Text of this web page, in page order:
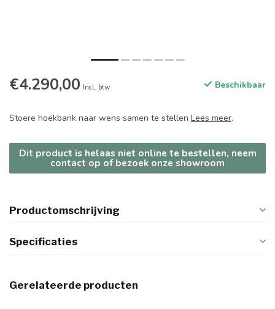
€4.290,00 Incl. btw Beschikbaar
Stoere hoekbank naar wens samen te stellen Lees meer.
Dit product is helaas niet online te bestellen, neem
contact op of bezoek onze showroom
Productomschrijving
Specificaties
Gerelateerde producten